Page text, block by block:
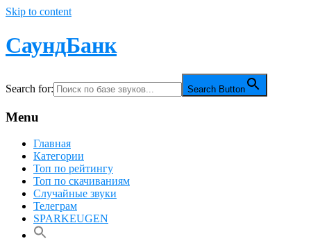
Skip to content
СаундБанк
Search for: Search Button
Menu
Главная
Категории
Топ по рейтингу
Топ по скачиваниям
Случайные звуки
Телеграм
SPARKEUGEN